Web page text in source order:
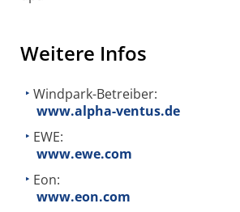
Weitere Infos
Windpark-Betreiber:
www.alpha-ventus.de
EWE:
www.ewe.com
Eon:
www.eon.com